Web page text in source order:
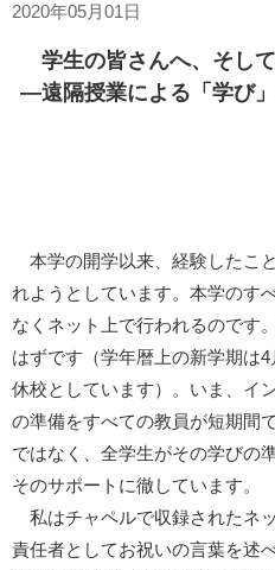
2020年05月01日
学生の皆さんへ、そし
―遠隔授業による「学び
本学の開学以来、経験したこ
れようとしています。本学のす
なくネット上で行われるのです
はずです（学年暦上の新学期は
休校としています）。いま、イ
の準備をすべての教員が短期間
ではなく、全学生がその学びの
そのサポートに徹しています。
私はチャペルで収録されたネ
責任者としてお祝いの言葉を述